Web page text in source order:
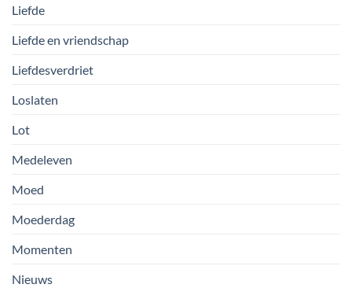
Liefde
Liefde en vriendschap
Liefdesverdriet
Loslaten
Lot
Medeleven
Moed
Moederdag
Momenten
Nieuws